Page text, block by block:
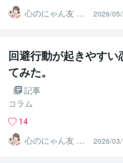
心のにゃん友 ゆ
かこ【うつ・復
縁相談】
2026/
回避行動が起きやす
てみた。
記事
コラム
14
心のにゃん友 ゆ
かこ【うつ・復
縁相談】
2026/